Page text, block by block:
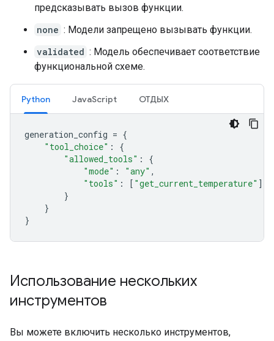
предсказывать вызов функции.
none : Модели запрещено вызывать функции.
validated : Модель обеспечивает соответствие
функциональной схеме.
Python JavaScript ОТДЫХ
generation_config = {
"tool_choice" :
{
"allowed_tools" :
{
"mode" : "any" ,
"tools" : [ "get_current_temperature" ]
}
}
}
Использование нескольких
инструментов
Вы можете включить несколько инструментов,